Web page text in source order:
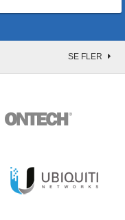
SE FLER